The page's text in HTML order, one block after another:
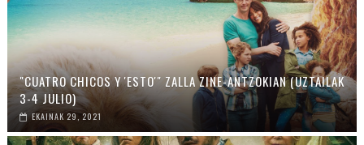
"CUATRO CHICOS Y 'ESTO'" ZALLA ZINE-ANTZOKIAN (UZTAILAK
3-4 JULIO)
EKAINAK 29, 2021